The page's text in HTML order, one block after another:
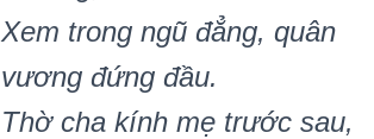
Xem trong ngũ đẳng, quân
vương đứng đầu.
Thờ cha kính mẹ trước sau,